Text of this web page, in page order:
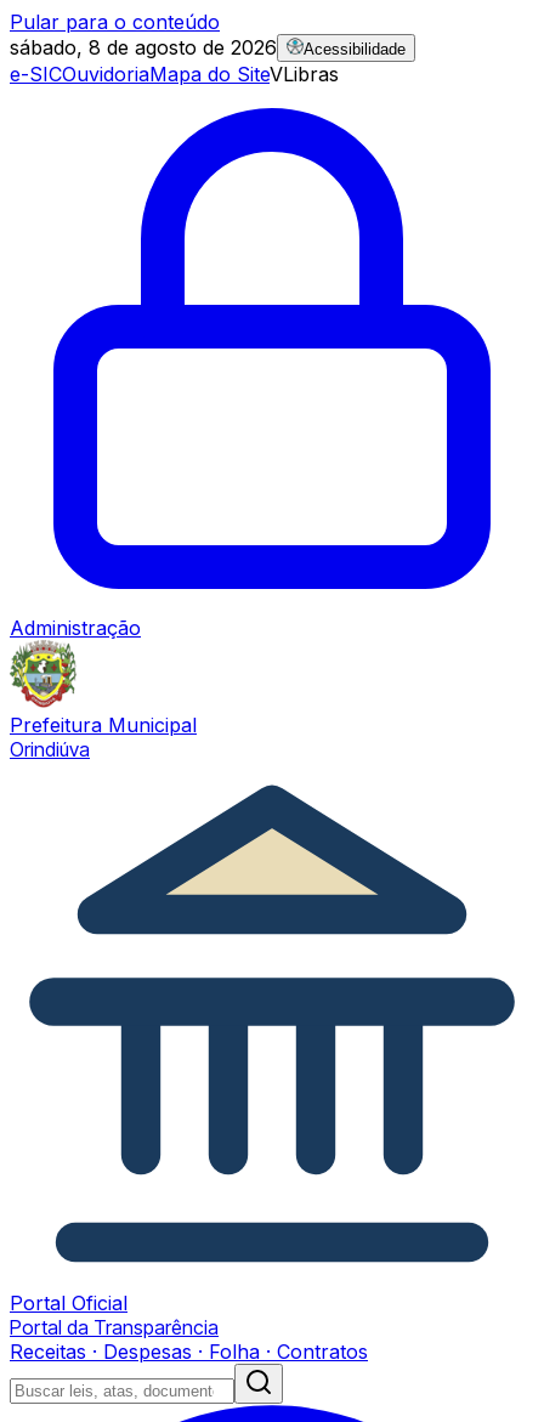
Pular para o conteúdo
sábado, 8 de agosto de 2026
Acessibilidade
e-SICOuvidoriaMapa do SiteVLibras
Administração
Prefeitura Municipal
Orindiúva
Portal Oficial
Portal da Transparência
Receitas · Despesas · Folha · Contratos